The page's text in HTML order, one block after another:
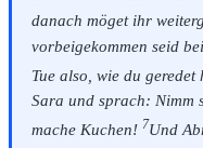
danach möget ihr
vorbeigekommen seid
Tue also, wie du geredet
Sara und sprach: Nimm
mache Kuchen! 7Und